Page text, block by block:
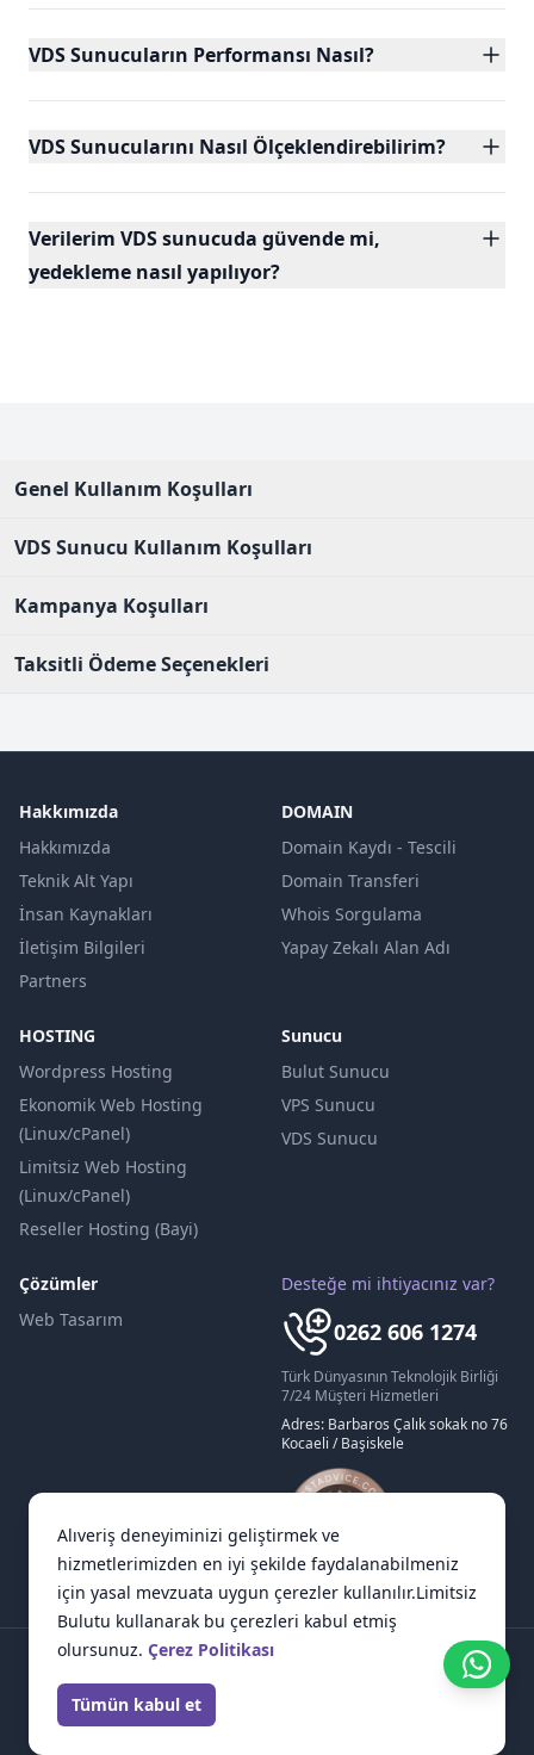
VDS Sunucuların Performansı Nasıl?
VDS Sunucularını Nasıl Ölçeklendirebilirim?
Verilerim VDS sunucuda güvende mi,
yedekleme nasıl yapılıyor?
Genel Kullanım Koşulları
VDS Sunucu Kullanım Koşulları
Kampanya Koşulları
Taksitli Ödeme Seçenekleri
Hakkımızda
Hakkımızda
Teknik Alt Yapı
İnsan Kaynakları
İletişim Bilgileri
Partners
DOMAIN
Domain Kaydı - Tescili
Domain Transferi
Whois Sorgulama
Yapay Zekalı Alan Adı
HOSTING
Wordpress Hosting
Ekonomik Web Hosting
(Linux/cPanel)
Limitsiz Web Hosting
(Linux/cPanel)
Reseller Hosting (Bayi)
Sunucu
Bulut Sunucu
VPS Sunucu
VDS Sunucu
Çözümler
Web Tasarım
Desteğe mi ihtiyacınız var?
0262 606 1274
Türk Dünyasının Teknolojik Birliği
7/24 Müşteri Hizmetleri
Adres: Barbaros Çalık sokak no 76
Kocaeli / Başiskele
© Limitsiz Bulut LLC. 2024 Tüm haklar saklıdır
Alıveriş deneyiminizi geliştirmek ve
hizmetlerimizden en iyi şekilde faydalanabilmeniz
için yasal mevzuata uygun çerezler kullanılır.Limitsiz
Bulutu kullanarak bu çerezleri kabul etmiş
olursunuz. Çerez Politikası
Tümün kabul et